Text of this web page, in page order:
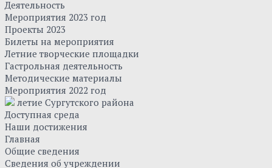
Деятельность
Мероприятия 2023 год
Проекты 2023
Билеты на мероприятия
Летние творческие площадки
Гастрольная деятельность
Методические материалы
Мероприятия 2022 год
летие Сургутского района
Доступная среда
Наши достижения
Главная
Общие сведения
Сведения об учреждении